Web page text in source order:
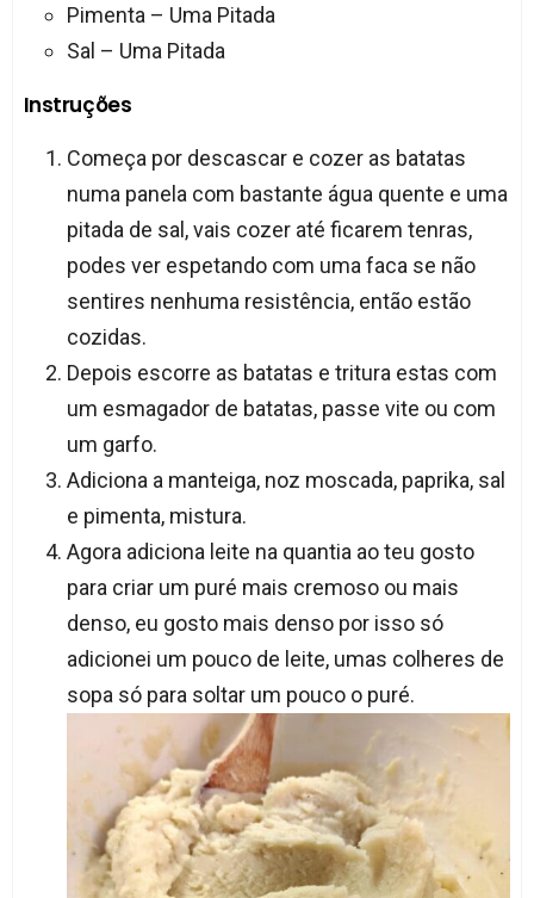
Pimenta – Uma Pitada
Sal – Uma Pitada
Instruções
Começa por descascar e cozer as batatas
numa panela com bastante água quente e uma
pitada de sal, vais cozer até ficarem tenras,
podes ver espetando com uma faca se não
sentires nenhuma resistência, então estão
cozidas.
Depois escorre as batatas e tritura estas com
um esmagador de batatas, passe vite ou com
um garfo.
Adiciona a manteiga, noz moscada, paprika, sal
e pimenta, mistura.
Agora adiciona leite na quantia ao teu gosto
para criar um puré mais cremoso ou mais
denso, eu gosto mais denso por isso só
adicionei um pouco de leite, umas colheres de
sopa só para soltar um pouco o puré.